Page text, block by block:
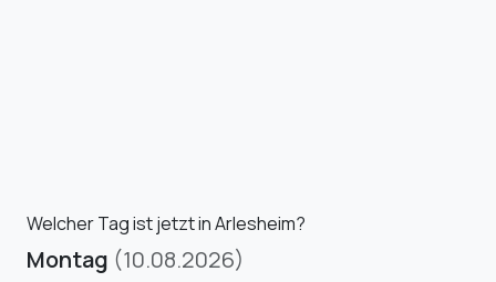
Welcher Tag ist jetzt in Arlesheim?
Montag (10.08.2026)